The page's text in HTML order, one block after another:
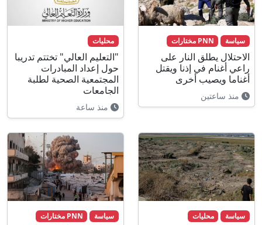
سياسة PNN مختارات
الاحتلال يطلق النار على
راعي أغنام في إذنا ويقتل
أغناما ويصيب أخرى
منذ ساعتين
محليات
"التعليم العالي" تختتم تدريبا
حول إعداد المبادرات
المجتمعية الصحية لطلبة
الجامعات
منذ ساعة
سياسة محليات سياسة PNN مختارات